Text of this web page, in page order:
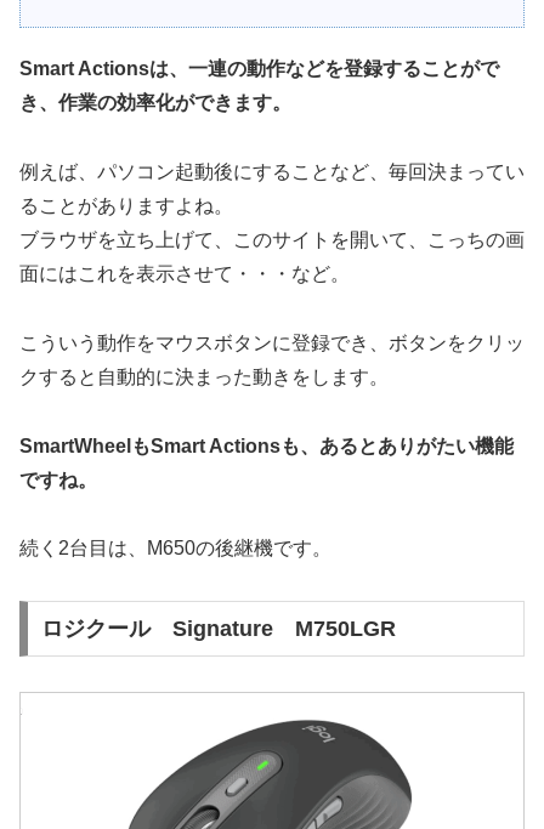
Smart Actionsは、一連の動作などを登録することがで
き、作業の効率化ができます。
例えば、パソコン起動後にすることなど、毎回決まってい
ることがありますよね。
ブラウザを立ち上げて、このサイトを開いて、こっちの画
面にはこれを表示させて・・・など。
こういう動作をマウスボタンに登録でき、ボタンをクリッ
クすると自動的に決まった動きをします。
SmartWheelもSmart Actionsも、あるとありがたい機能
ですね。
続く2台目は、M650の後継機です。
ロジクール Signature M750LGR